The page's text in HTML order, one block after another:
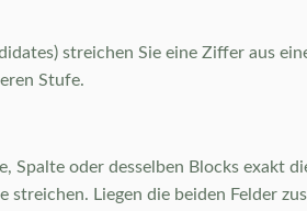
streichen Sie eine Ziffer aus
Stufe.
Spalte oder desselben Blocks exakt
Liegen die beiden Felder